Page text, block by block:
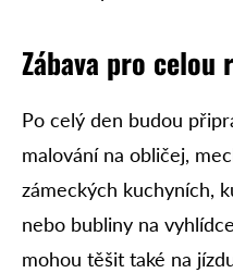
Zábava pro celou
Po celý den budou
malování na obličej,
zámeckých kuchyních,
nebo bubliny na
mohou těšit také na